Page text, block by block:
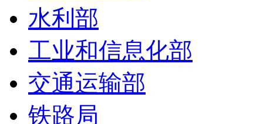
水利部
工业和信息化部
交通运输部
铁路局